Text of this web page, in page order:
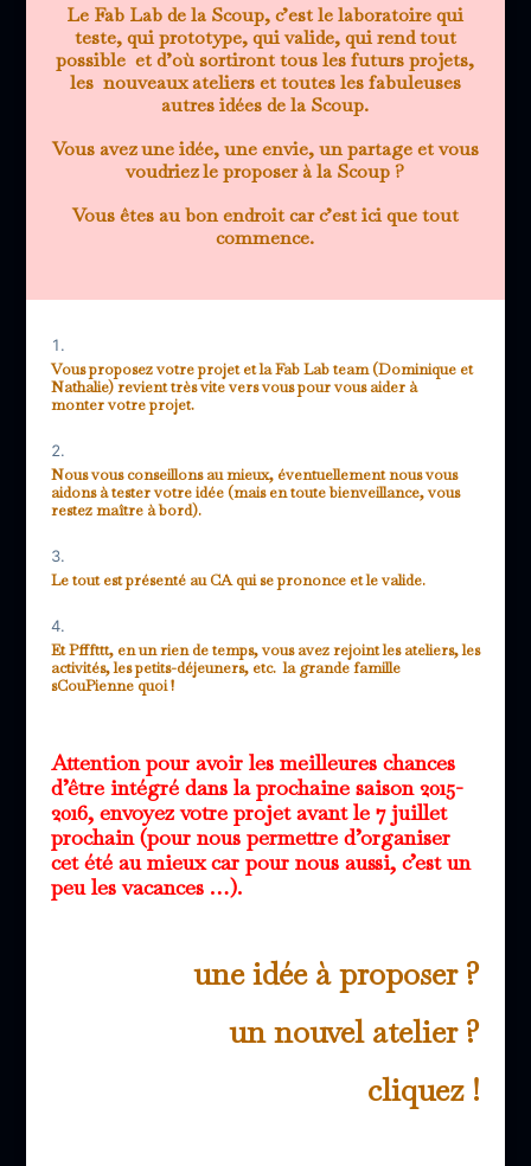
Le Fab Lab de la Scoup, c’est le laboratoire qui
teste, qui prototype, qui valide, qui rend tout
possible et d’où sortiront tous les futurs projets,
les nouveaux ateliers et toutes les fabuleuses
autres idées de la Scoup.
Vous avez une idée, une envie, un partage et vous
voudriez le proposer à la Scoup ?
Vous êtes au bon endroit car c’est ici que tout
commence.
Vous proposez votre projet et la Fab Lab team (Dominique et
Nathalie) revient très vite vers vous pour vous aider à
monter votre projet.
Nous vous conseillons au mieux, éventuellement nous vous
aidons à tester votre idée (mais en toute bienveillance, vous
restez maître à bord).
Le tout est présenté au CA qui se prononce et le valide.
Et Pfffttt, en un rien de temps, vous avez rejoint les ateliers, les
activités, les petits-déjeuners, etc. la grande famille
sCouPienne quoi !
Attention pour avoir les meilleures chances
d’être intégré dans la prochaine saison 2015-
2016, envoyez votre projet avant le 7 juillet
prochain (pour nous permettre d’organiser
cet été au mieux car pour nous aussi, c’est un
peu les vacances …).
une idée à proposer ?
un nouvel atelier ?
cliquez !